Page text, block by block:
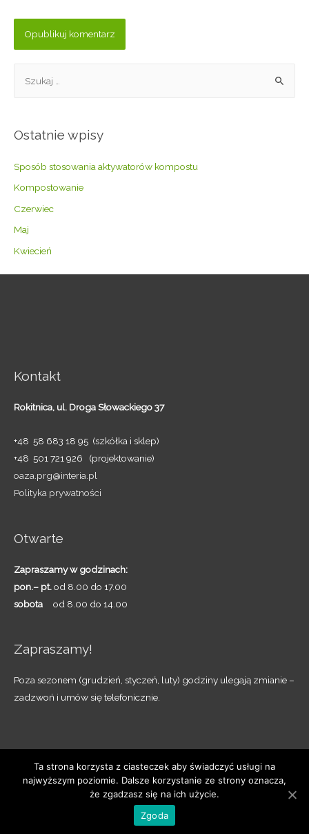
Ostatnie wpisy
Sposób stosowania aktywatorów kompostu
Kompostowanie
Czerwiec
Maj
Kwiecień
Kontakt
Rokitnica, ul. Droga Słowackiego 37
+48 58 683 18 95 (szkółka i sklep)
+48 501 721 926 (projektowanie)
oaza.prg@interia.pl
Polityka prywatności
Otwarte
Zapraszamy w godzinach:
pon.– pt.od 8.00 do 17.00
sobota od 8.00 do 14.00
Zapraszamy!
Poza sezonem (grudzień, styczeń, luty) godziny ulegają zmianie –
zadzwoń i umów się telefonicznie.
Copyright © 2026OAZA - Pruszczańskie Ogrody
RealizacjaEDU-MEDIA.PL
Ta strona korzysta z ciasteczek aby świadczyć usługi na
najwyższym poziomie. Dalsze korzystanie ze strony oznacza,
że zgadzasz się na ich użycie.
Zgoda